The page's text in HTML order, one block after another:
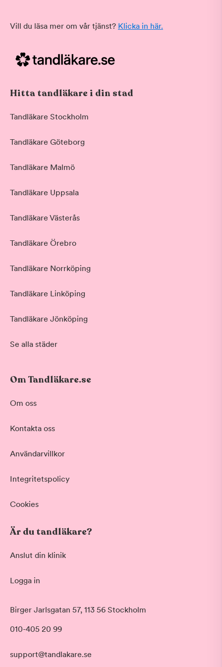
Akut tandvård
Basundersökning
Hygienistbehandling
Professionell rengöring och puts
Morgon
Klockan 09:00 - 12:00
Vill du läsa mer om vår tjänst? Klicka in här.
Hitta tandläkare i din stad
Tandläkare Stockholm
Tandläkare Göteborg
Tandläkare Malmö
Tandläkare Uppsala
Tandläkare Västerås
Tandläkare Örebro
Tandläkare Norrköping
Tandläkare Linköping
Tandläkare Jönköping
Se alla städer
Om Tandläkare.se
Om oss
Kontakta oss
Användarvillkor
Integritetspolicy
Cookies
Är du tandläkare?
Anslut din klinik
Logga in
Birger Jarlsgatan 57, 113 56 Stockholm
010-405 20 99
support@tandlakare.se